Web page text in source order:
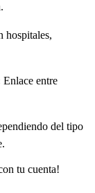
hospitales,
Enlace entre
del tipo
tu cuenta!